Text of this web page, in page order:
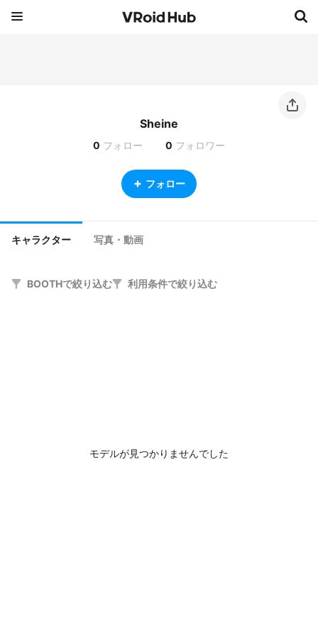
Sheine
0 フォロー 0 フォロワー
フォロー
キャラクター 写真・動画
BOOTHで絞り込む 利用条件で絞り込む
モデルが見つかりませんでした